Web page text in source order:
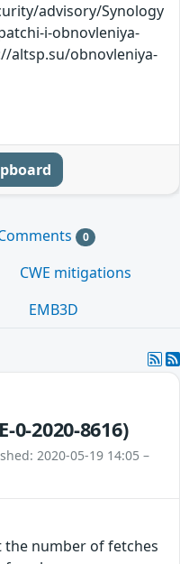
advisory/Synology
i-obnovleniya-
altsp.su/obnovleniya-
0
CWE mitigations
EMB3D
0-2020-8616)
2020-05-19 14:05 –
the number of fetches